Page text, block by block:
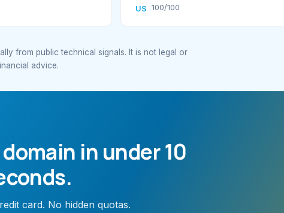
US 100/100
from public technical signals. It is not legal or
advice.
in under 10
card. No hidden quotas.